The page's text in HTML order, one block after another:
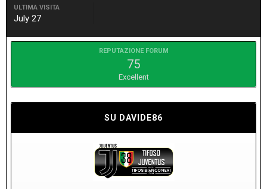
ULTIMA VISITA
July 27
REPUTAZIONE FORUM
75
Excellent
SU DAVIDE86